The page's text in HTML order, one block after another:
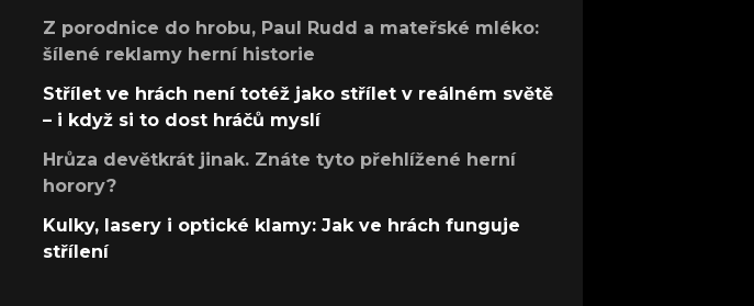
Z porodnice do hrobu, Paul Rudd a mateřské mléko:
šílené reklamy herní historie
Střílet ve hrách není totéž jako střílet v reálném světě
– i když si to dost hráčů myslí
Hrůza devětkrát jinak. Znáte tyto přehlížené herní
horory?
Kulky, lasery i optické klamy: Jak ve hrách funguje
střílení